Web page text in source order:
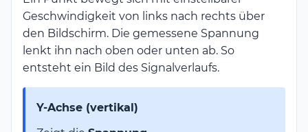
Geschwindigkeit von links nach rechts über
den Bildschirm. Die gemessene Spannung
lenkt ihn nach oben oder unten ab. So
entsteht ein Bild des Signalverlaufs.
Y-Achse (vertikal)